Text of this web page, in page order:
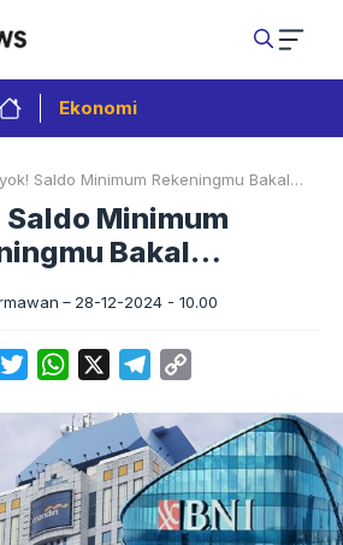
Ekonomi
Saldo Minimum Rekeningmu Bakal…
Saldo Minimum
Bakal…
28-12-2024 - 10.00
FacebookTwitterWhatsApp Telegram